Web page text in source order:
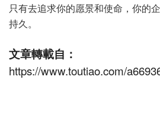
只有去追求你的愿景和使命，你的
持久。
文章轉載自：
https://www.toutiao.com/